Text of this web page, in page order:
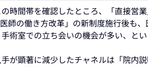
時間帯を確認したところ、「直接営
師の働き方改革」の新制度施行後も
術室での立ち会いの機会が多い、と
が顕著に減少したチャネルは「院内